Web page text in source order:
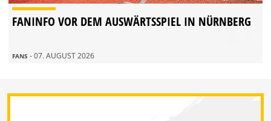
FANINFO VOR DEM AUSWÄRTSSPIEL IN NÜRNBERG
FANS - 07. AUGUST 2026